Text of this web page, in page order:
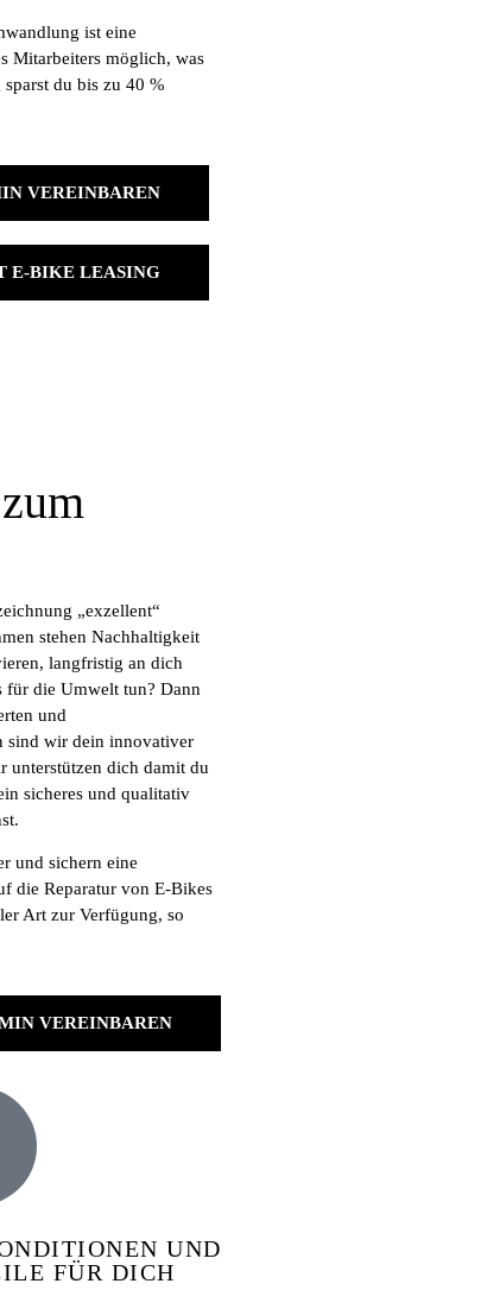
ist eine
Mitarbeiters möglich, was
du bis zu 40 %
VEREINBAREN
E-BIKE LEASING
„exzellent“
stehen Nachhaltigkeit
langfristig an dich
für die Umwelt tun? Dann
und
sind wir dein innovativer
unterstützen dich damit du
sicheres und qualitativ
und sichern eine
die Reparatur von E-Bikes
Art zur Verfügung, so
VEREINBAREN
UND
FÜR DICH